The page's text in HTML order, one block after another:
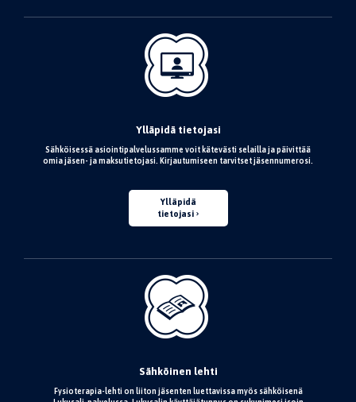
Ylläpidä tietojasi
Sähköisessä asiointipalvelussamme voit kätevästi selailla ja päivittää
omia jäsen- ja maksutietojasi. Kirjautumiseen tarvitset jäsennumerosi.
Ylläpidä
tietojasi
Sähköinen lehti
Fysioterapia-lehti on liiton jäsenten luettavissa myös sähköisenä